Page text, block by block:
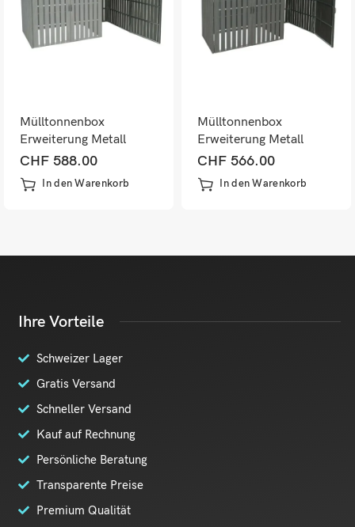
Mülltonnenbox
Erweiterung Metall
Holzoptik grau
wetterfest
CHF 588.00
In den Warenkorb
Mülltonnenbox
Erweiterung Metall
Holzoptik anthrazit
wetterfest
CHF 566.00
In den Warenkorb
Ihre Vorteile
Schweizer Lager
Gratis Versand
Schneller Versand
Kauf auf Rechnung
Persönliche Beratung
Transparente Preise
Premium Qualität